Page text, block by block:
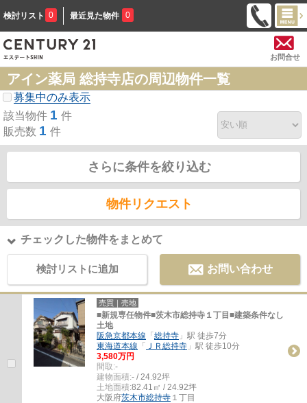
検討リスト 0 最近見た物件 0
お問合せ
アイン薬局 総持寺店の周辺物件一覧
募集中のみ表示
該当物件 1 件
販売数 1 件
さらに条件を絞り込む
物件リクエスト
チェックした物件をまとめて
検討リストに追加 お問い合わせ
売買｜売地
■新規専任物件■茨木市総持寺１丁目■建築条件なし
土地
阪急京都本線 「 総持寺 」駅 徒歩7分
東海道本線 「 ＪＲ総持寺 」駅 徒歩10分
3,580万円
間取:-
建物面積:- / 24.92坪
土地面積:82.41㎡ / 24.92坪
大阪府茨木市総持寺 １丁目